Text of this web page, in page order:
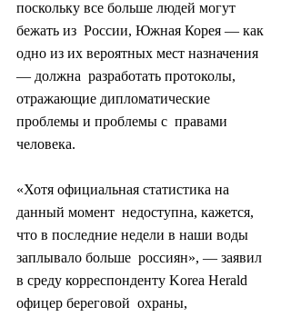
поскольку все больше людей могут
бежать из  России, Южная Корея — как
одно из их вероятных мест назначения
— должна  разработать протоколы,
отражающие дипломатические
проблемы и проблемы с  правами
человека.
«Хотя официальная статистика на
данный момент  недоступна, кажется,
что в последние недели в наши воды
заплывало больше  россиян», — заявил
в среду корреспонденту Korea Herald
офицер береговой  охраны,